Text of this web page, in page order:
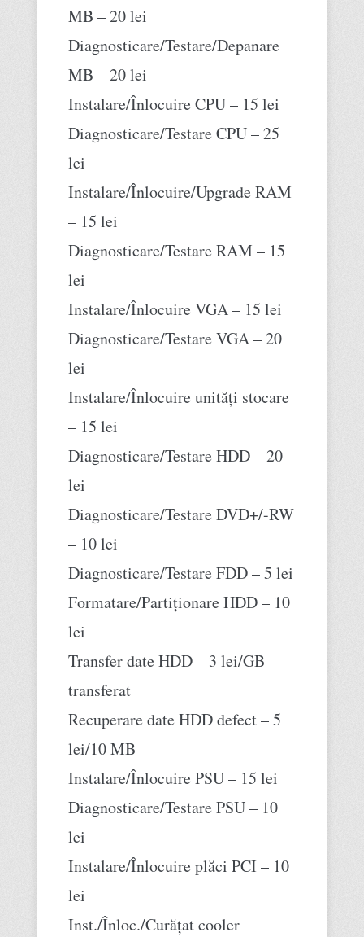
MB – 20 lei
Diagnosticare/Testare/Depanare
MB – 20 lei
Instalare/Înlocuire CPU – 15 lei
Diagnosticare/Testare CPU – 25
lei
Instalare/Înlocuire/Upgrade RAM
– 15 lei
Diagnosticare/Testare RAM – 15
lei
Instalare/Înlocuire VGA – 15 lei
Diagnosticare/Testare VGA – 20
lei
Instalare/Înlocuire unități stocare
– 15 lei
Diagnosticare/Testare HDD – 20
lei
Diagnosticare/Testare DVD+/-RW
– 10 lei
Diagnosticare/Testare FDD – 5 lei
Formatare/Partiționare HDD – 10
lei
Transfer date HDD – 3 lei/GB
transferat
Recuperare date HDD defect – 5
lei/10 MB
Instalare/Înlocuire PSU – 15 lei
Diagnosticare/Testare PSU – 10
lei
Instalare/Înlocuire plăci PCI – 10
lei
Inst./Înloc./Curățat cooler